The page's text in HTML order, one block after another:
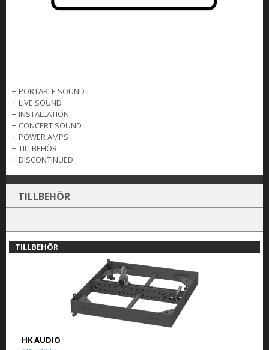
+ PORTABLE SOUND
+ LIVE SOUND
+ INSTALLATION
+ CONCERT SOUND
+ POWER AMPS
+ TILLBEHÖR
+ DISCONTINUED
TILLBEHÖR
TILLBEHÖR
HK AUDIO